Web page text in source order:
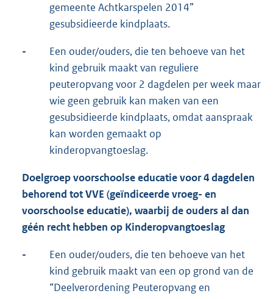
gemeente Achtkarspelen 2014”
gesubsidieerde kindplaats.
-
Een ouder/ouders, die ten behoeve van het
kind gebruik maakt van reguliere
peuteropvang voor 2 dagdelen per week maar
wie geen gebruik kan maken van een
gesubsidieerde kindplaats, omdat aanspraak
kan worden gemaakt op
kinderopvangtoeslag.
Doelgroep voorschoolse educatie voor 4 dagdelen
behorend tot VVE (geïndiceerde vroeg- en
voorschoolse educatie), waarbij de ouders al dan
géén recht hebben op Kinderopvangtoeslag
-
Een ouder/ouders, die ten behoeve van het
kind gebruik maakt van een op grond van de
“Deelverordening Peuteropvang en